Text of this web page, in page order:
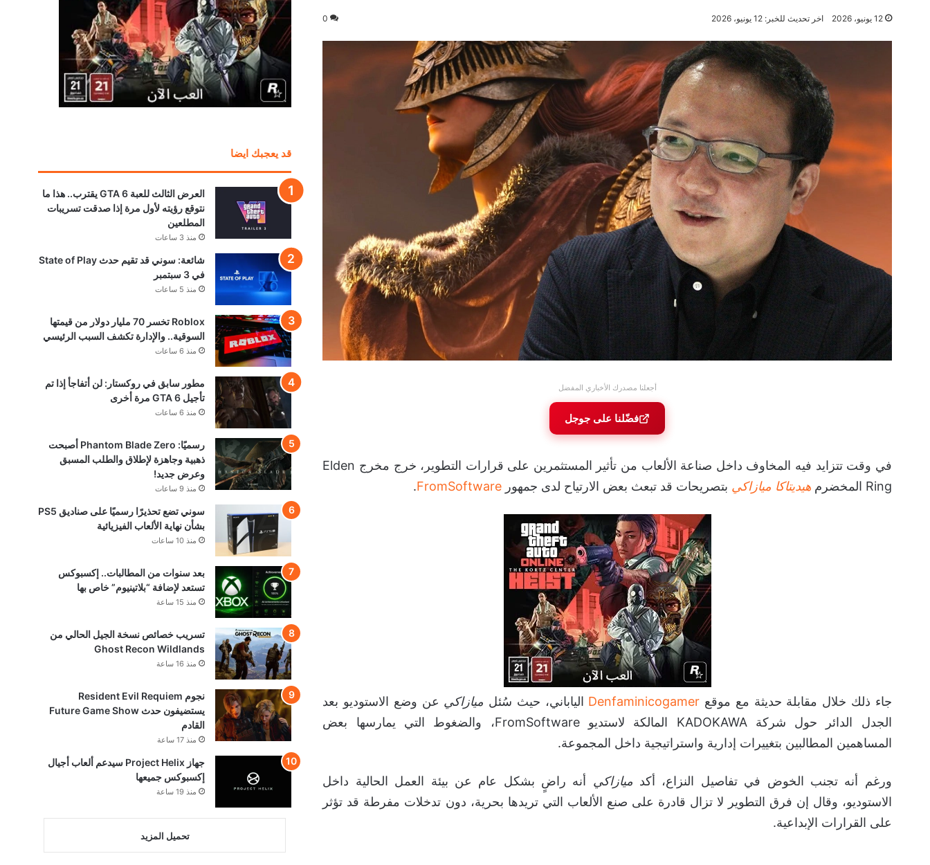
12 يونيو، 2026 اخر تحديث للخبر: 12 يونيو، 2026 0
أجعلنا مصدرك الأخباري المفضل
فضّلنا على جوجل
في وقت تتزايد فيه المخاوف داخل صناعة الألعاب من تأثير المستثمرين على قرارات التطوير، خرج مخرج Elden
Ring المخضرم
هيديتاكا ميازاكي بتصريحات قد تبعث بعض الارتياح لدى جمهورFromSoftware
.
جاء ذلك خلال مقابلة حديثة مع موقع Denfaminicogamer الياباني، حيث سُئل ميازاكي عن وضع الاستوديو بعد
الجدل الدائر حول شركة KADOKAWA المالكة لاستديو FromSoftware، والضغوط التي يمارسها بعض
المساهمين المطالبين بتغييرات إدارية واستراتيجية داخل المجموعة.
ورغم أنه تجنب الخوض في تفاصيل النزاع، أكد ميازاكي أنه راضٍ بشكل عام عن بيئة العمل الحالية داخل
الاستوديو، وقال إن فرق التطوير لا تزال قادرة على صنع الألعاب التي تريدها بحرية، دون تدخلات مفرطة قد تؤثر
على القرارات الإبداعية.
قد يعجبك ايضا
العرض الثالث للعبة GTA 6 يقترب.. هذا ما
نتوقع رؤيته لأول مرة إذا صدقت تسريبات
المطلعين
منذ 3 ساعات
شائعة: سوني قد تقيم حدث State of Play
في 3 سبتمبر
منذ 5 ساعات
Roblox تخسر 70 مليار دولار من قيمتها
السوقية.. والإدارة تكشف السبب الرئيسي
منذ 6 ساعات
مطور سابق في روكستار: لن أتفاجأ إذا تم
تأجيل GTA 6 مرة أخرى
منذ 6 ساعات
رسميًا: Phantom Blade Zero أصبحت
ذهبية وجاهزة لإطلاق والطلب المسبق
وعرض جديد!
منذ 9 ساعات
سوني تضع تحذيرًا رسميًا على صناديق PS5
بشأن نهاية الألعاب الفيزيائية
منذ 10 ساعات
بعد سنوات من المطالبات.. إكسبوكس
تستعد لإضافة “بلاتينيوم” خاص بها
منذ 15 ساعة
تسريب خصائص نسخة الجيل الحالي من
Ghost Recon Wildlands
منذ 16 ساعة
نجوم Resident Evil Requiem
يستضيفون حدث Future Game Show
القادم
منذ 17 ساعة
جهاز Project Helix سيدعم ألعاب أجيال
إكسبوكس جميعها
منذ 19 ساعة
تحميل المزيد